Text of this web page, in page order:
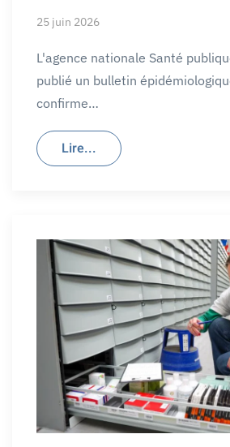
25 juin 2026
L'agence nationale Santé
publié un bulletin
confirme…
Lire...